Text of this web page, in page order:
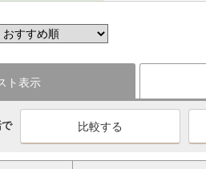
ト表示